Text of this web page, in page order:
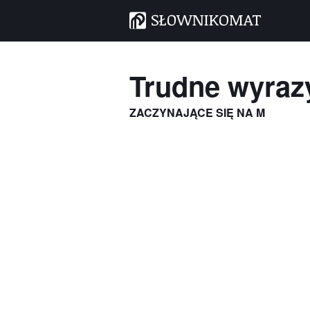
Trudne
ZACZYNAJĄCE SIĘ NA M